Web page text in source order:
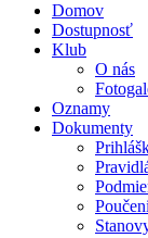
Domov
Dostupnosť
Klub
O nás
Oznamy
Dokumenty